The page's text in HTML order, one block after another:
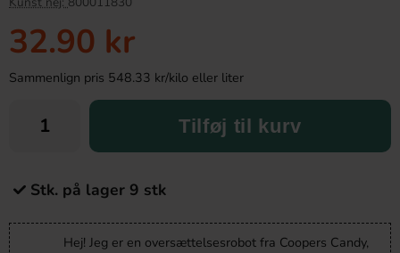
32.90 kr
Sammenlign pris 548.33 kr/kilo eller liter
Tilføj til kurv
Stk. på lager 9 stk
Hej! Jeg er en oversættelsesrobot fra Coopers Candy,